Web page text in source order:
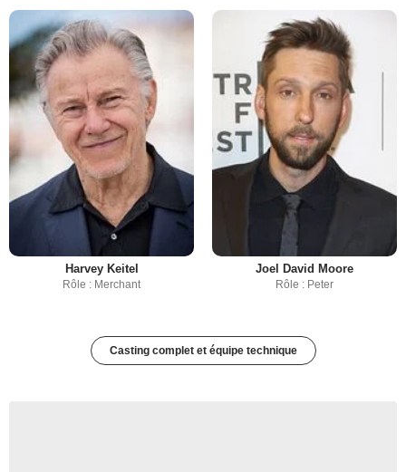
Harvey Keitel
Rôle : Merchant
Joel David Moore
Rôle : Peter
Casting complet et équipe technique